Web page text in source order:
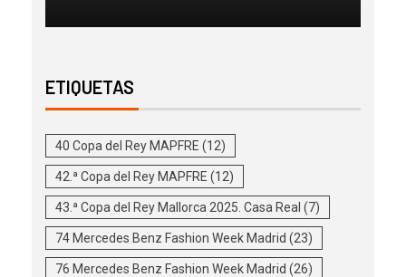
ETIQUETAS
40 Copa del Rey MAPFRE (12)
42.ª Copa del Rey MAPFRE (12)
43.ª Copa del Rey Mallorca 2025. Casa Real (7)
74 Mercedes Benz Fashion Week Madrid (23)
76 Mercedes Benz Fashion Week Madrid (26)